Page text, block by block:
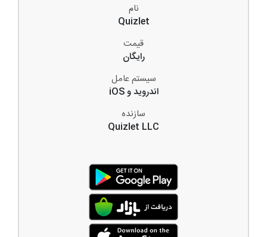
نام
Quizlet
قیمت
رایگان
سیستم عامل
اندروید و iOS
سازنده
Quizlet LLC